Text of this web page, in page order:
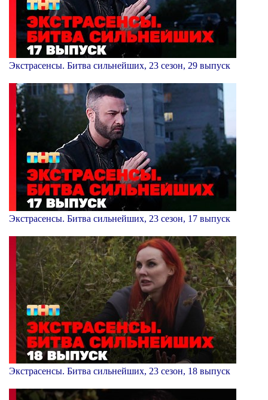
Экстрасенсы. Битва сильнейших, 23 сезон, 29 выпуск
Экстрасенсы. Битва сильнейших, 23 сезон, 17 выпуск
Экстрасенсы. Битва сильнейших, 23 сезон, 18 выпуск